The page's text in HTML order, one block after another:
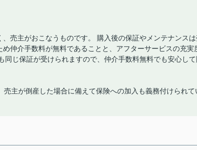
売主がおこなうものです。 購入後の保証やメンテナンス
仲介手数料が無料であることと、アフターサービスの充実
じ保証が受けられますので、仲介手数料無料でも安心し
主が倒産した場合に備えて保険への加入も義務付けられて